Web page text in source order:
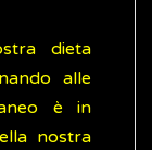
dieta
alle
è in
nostra